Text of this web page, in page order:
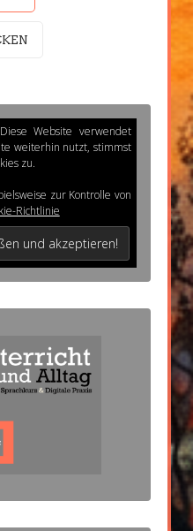
Website verwendet
weiterhin nutzt, stimmst
zu.
zur Kontrolle von
Richtlinie